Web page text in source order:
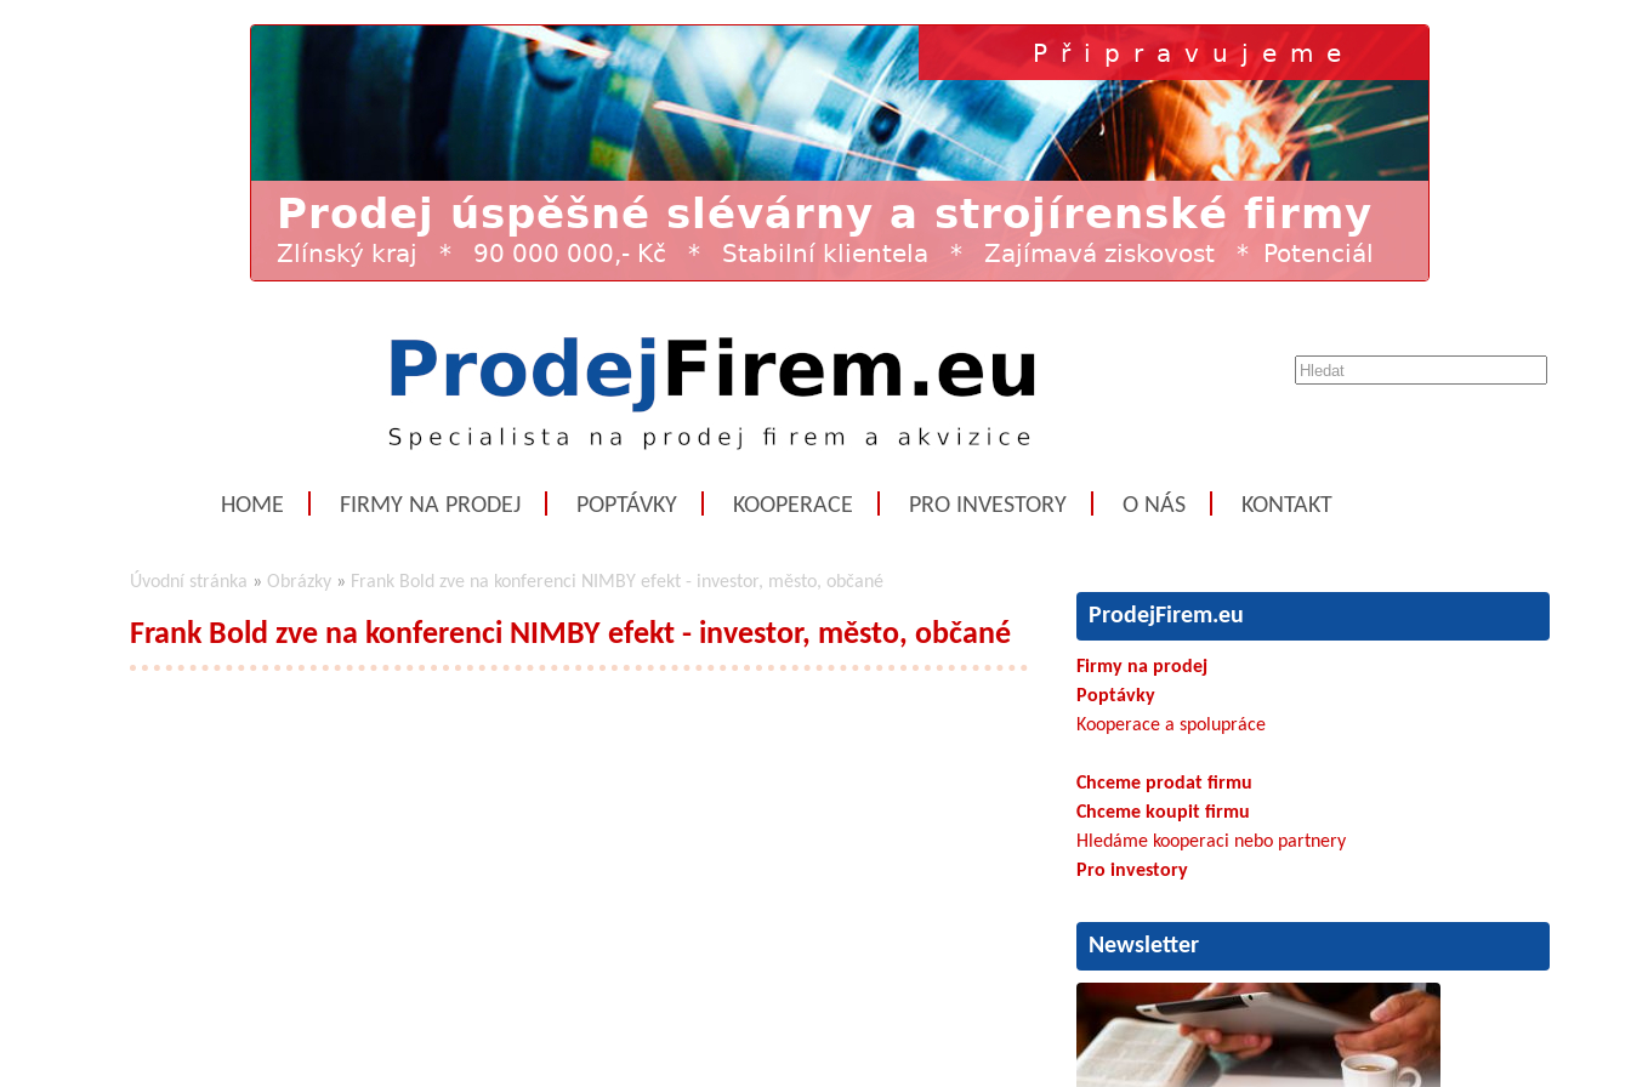
HOME FIRMY NA PRODEJ POPTÁVKY KOOPERACE PRO INVESTORY O NÁS KONTAKT
Úvodní stránka » Obrázky » Frank Bold zve na konferenci NIMBY efekt - investor, město, občané
Frank Bold zve na konferenci NIMBY efekt - investor, město, občané
ProdejFirem.eu
Firmy na prodej
Poptávky
Kooperace a spolupráce
Chceme prodat firmu
Chceme koupit firmu
Hledáme kooperaci nebo partnery
Pro investory
Newsletter